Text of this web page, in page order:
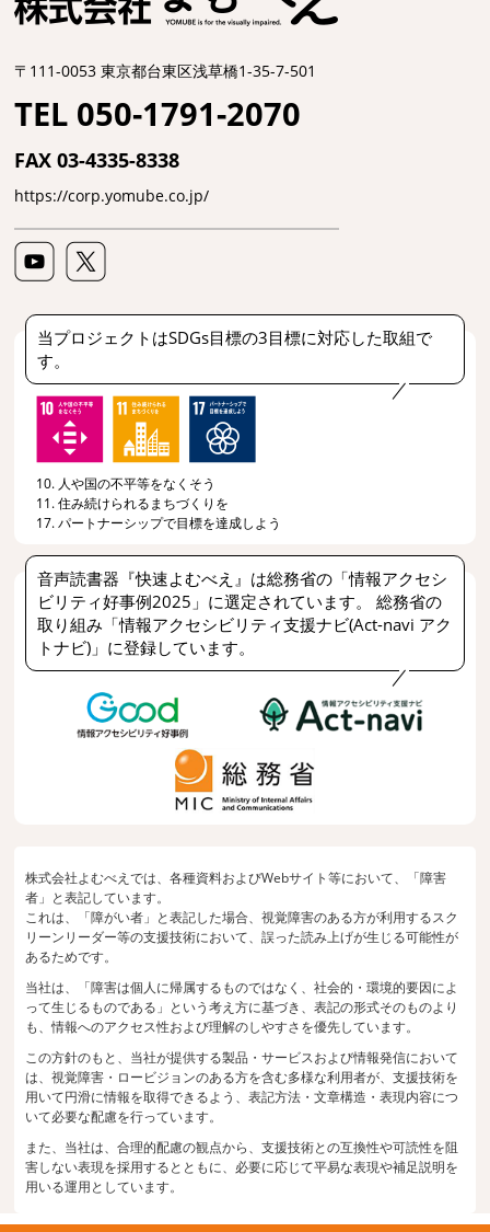
〒111-0053 東京都台東区浅草橋1-35-7-501
TEL 050-1791-2070
FAX 03-4335-8338
https://corp.yomube.co.jp/
当プロジェクトはSDGs目標の3目標に対応した取組で
す。
10. 人や国の不平等をなくそう
11. 住み続けられるまちづくりを
17. パートナーシップで目標を達成しよう
音声読書器『快速よむべえ』は総務省の「情報アクセシ
ビリティ好事例2025」に選定されています。 総務省の
取り組み「情報アクセシビリティ支援ナビ(Act-navi アク
トナビ)」に登録しています。
株式会社よむべえでは、各種資料およびWebサイト等において、「障害
者」と表記しています。
これは、「障がい者」と表記した場合、視覚障害のある方が利用するスク
リーンリーダー等の支援技術において、誤った読み上げが生じる可能性が
あるためです。
当社は、「障害は個人に帰属するものではなく、社会的・環境的要因によ
って生じるものである」という考え方に基づき、表記の形式そのものより
も、情報へのアクセス性および理解のしやすさを優先しています。
この方針のもと、当社が提供する製品・サービスおよび情報発信において
は、視覚障害・ロービジョンのある方を含む多様な利用者が、支援技術を
用いて円滑に情報を取得できるよう、表記方法・文章構造・表現内容につ
いて必要な配慮を行っています。
また、当社は、合理的配慮の観点から、支援技術との互換性や可読性を阻
害しない表現を採用するとともに、必要に応じて平易な表現や補足説明を
用いる運用としています。